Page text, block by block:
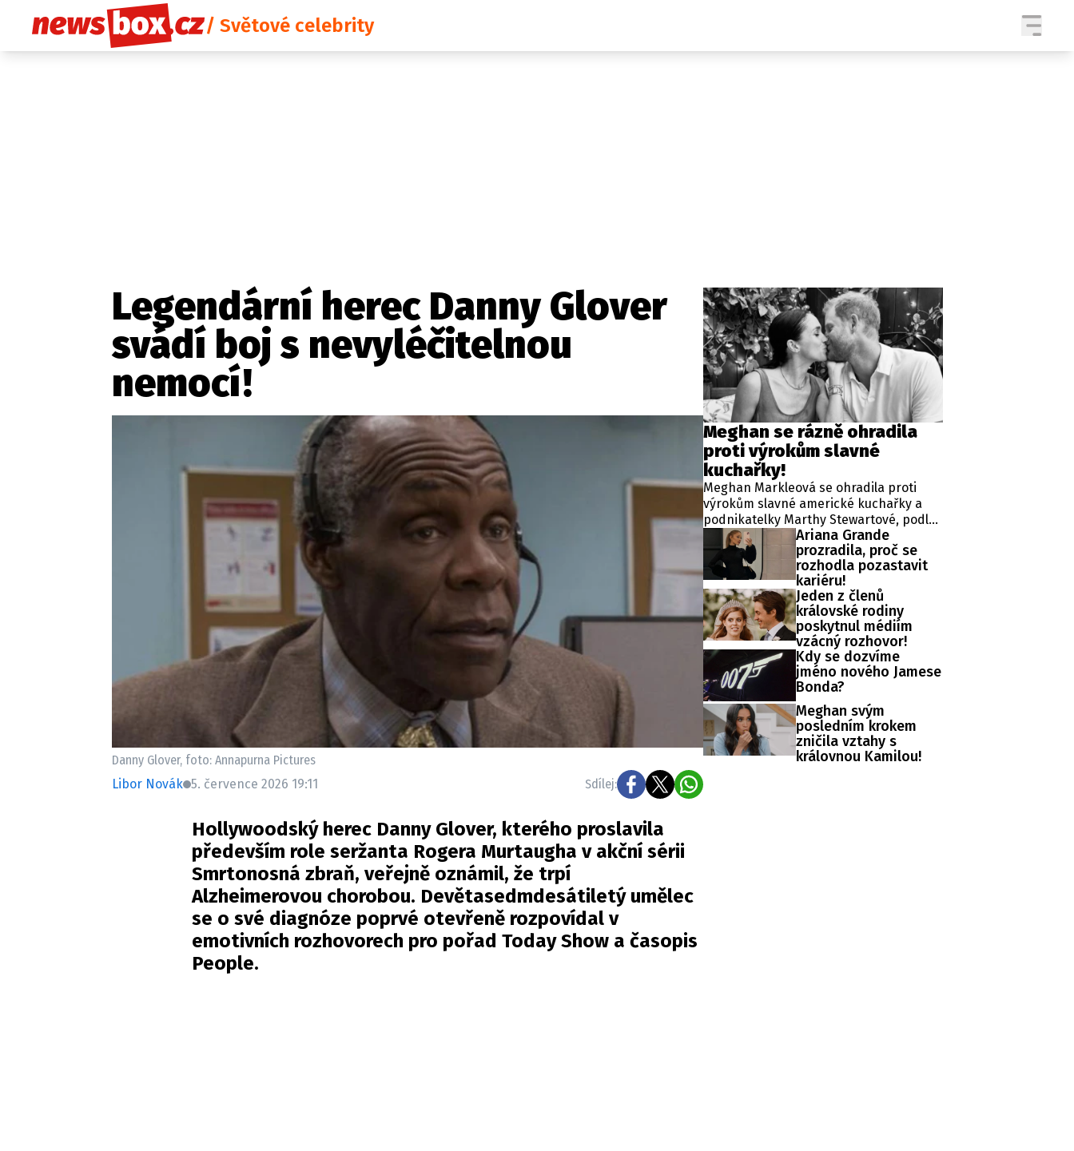
/ Světové celebrity
Etický kodex Redakce Kontakt Vydavatel Inzerce Osobní údaje / Cookies
Volná místa
Provozovatelem serveru newsbox.cz je INCORP MEDIA GROUP s.r.o., IČ: 118 23 054
SLEDUJTE NÁS NA
Zaznamenali jste událost? Máte pro nás důležitou zprávu, příběh, fotografie, videa?
Pošlete nám mail na:
Nejlepší z vás odměníme
Legendární herec Danny Glover
svádí boj s nevyléčitelnou
nemocí!
Danny Glover, foto: Annapurna Pictures
Libor Novák 5. července 2026 19:11 Sdílej:
Hollywoodský herec Danny Glover, kterého proslavila
především role seržanta Rogera Murtaugha v akční sérii
Smrtonosná zbraň, veřejně oznámil, že trpí
Alzheimerovou chorobou. Devětasedmdesátiletý umělec
se o své diagnóze poprvé otevřeně rozpovídal v
emotivních rozhovorech pro pořad Today Show a časopis
People.
Meghan se rázně ohradila
proti výrokům slavné
kuchařky!
Meghan Markleová se ohradila proti
výrokům slavné americké kuchařky a
podnikatelky Marthy Stewartové, podle
níž vévodkyně na nedávné večeři v
Kalifornii detailně probírala své
červencové setkání s britským králem
Karlem III. Zmíněná schůzka v sídle
Highgrove House přitom proběhla ve
Velké Británii za přísně tajných
podmínek a pod zámkem utajení.
Ariana Grande
prozradila, proč se
rozhodla pozastavit
kariéru!
Jeden z členů
královské rodiny
poskytnul médiím
vzácný rozhovor!
Kdy se dozvíme
jméno nového Jamese
Bonda?
Meghan svým
posledním krokem
zničila vztahy s
královnou Kamilou!